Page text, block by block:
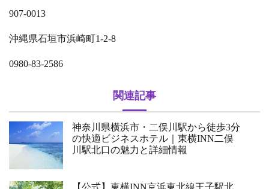
907-0013
沖縄県石垣市浜崎町1-2-8
0980-83-2586
関連記事
神奈川県横浜市・二俣川駅から徒歩3分
の快適ビジネスホテル｜東横INN二俣
川駅北口の魅力と詳細情報
【公式】東横INN京浜東北線王子駅北